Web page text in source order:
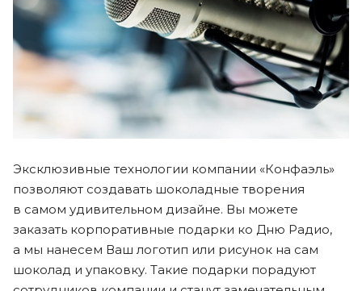
Эксклюзивные технологии компании «Конфаэль»
позволяют создавать шоколадные творения
в самом удивительном дизайне. Вы можете
заказать корпоративные подарки ко Дню Радио,
а мы нанесем Ваш логотип или рисунок на сам
шоколад и упаковку. Такие подарки порадуют